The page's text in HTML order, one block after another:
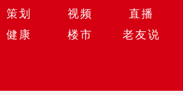
策划 视频 直播
健康 楼市 老友说